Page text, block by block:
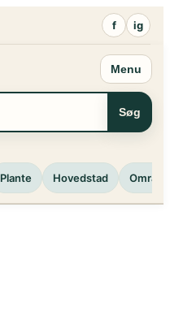
f ig
Menu
Søg
Plante Hovedstad Område